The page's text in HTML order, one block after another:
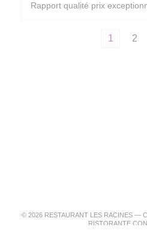
Rapport qualité prix
1 2
© 2026 RESTAURANT LES RACINES —
RISTORANTE CON